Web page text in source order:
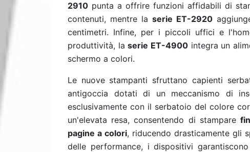
2910 punta a offrire funzioni affidabili di
contenuti, mentre la serie ET-2920
centimetri. Infine, per i piccoli uffici e
produttività, laserie ET-4900integra un
schermo a colori.
Le nuove stampanti sfruttano capienti
antigoccia dotati di un meccanismo di
esclusivamente con il serbatoio del colore
un'elevata resa, consentendo di stampare
pagine a colori, riducendo drasticamente gli
delle performance, i dispositivi